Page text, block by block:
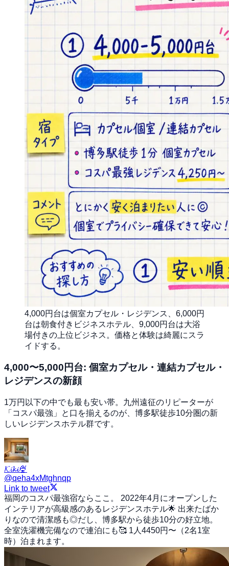
4,000円台は個室カプセル・レジデンス、6,000円
台は朝食付きビジネスホテル、9,000円台は大浴
場付きの上位ビジネス。価格と体験は綺麗にスラ
イドする。
4,000〜5,000円台: 個室カプセル・連結カプセル・
レジデンスの新顔
1万円以下の中でも最も安い帯。九州遠征のリピーターが
「コスパ最強」と口を揃えるのが、博多駅徒歩10分圏の新
しいレジデンスホテル群です。
𝓚𝓲𝓴𝓲🍨
@qeha4xMtghnqp
Link to tweet
福岡のコスパ最強宿ならここ。 2022年4月にオープンした
インテリアが高級感のあるレジデンスホテル🌟 出来たばか
りなので清潔感も◎だし、博多駅から徒歩10分の好立地。
全室洗濯機完備なので連泊にも🥰 1人4450円〜（2名1室
時）泊まれます。